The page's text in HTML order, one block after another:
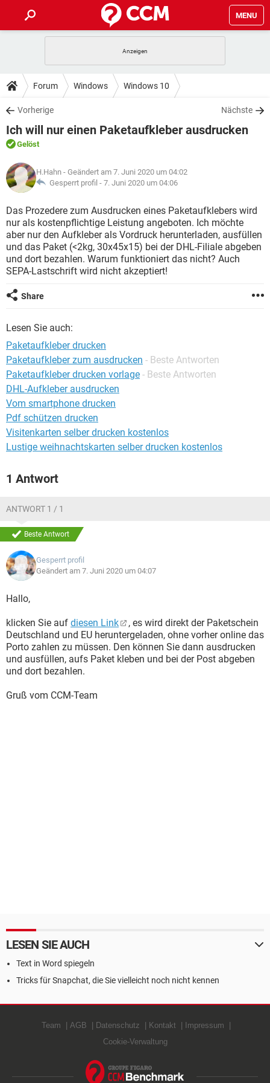
MENU
ANDROID IOS
WINDOWS 10
WHATSAPP TIKTOK
FACEBOOK
TIPPS & TRICKS
SPIELE STREAMING
WINDOWS 10
WHATSAPP
FACEBOOK HARDWARE
DOWNLOADS
SPIELE STREAMING
ANDROID
WINDOWS 10 INSTAGRAM
WHATSAPP
FACEBOOK HARDWARE
FORUM
SPIELE
ANDROID IOS
WHATSAPP TIKTOK
FACEBOOK HARDWARE
LEXIKON
SPIELE
ANDROID IOS
WINDOWS 10 INSTAGRAM
WHATSAPP TIKTOK
FACEBOOK HARDWARE
Forum Windows Windows 10
Vorherige Nächste
Ich will nur einen Paketaufkleber ausdrucken
Gelöst
H.Hahn - Geändert am 7. Juni 2020 um 04:02
Gesperrt profil - 7. Juni 2020 um 04:06
Das Prozedere zum Ausdrucken eines Paketaufklebers wird
nur als kostenpflichtige Leistung angeboten. Ich möchte
aber nur den Aufkleber als Vordruck herunterladen, ausfüllen
und das Paket (<2kg, 30x45x15) bei der DHL-Filiale abgeben
und dort bezahlen. Warum funktioniert das nicht? Auch
SEPA-Lastschrift wird nicht akzeptiert!
Share
Lesen Sie auch:
Paketaufkleber drucken
Paketaufkleber zum ausdrucken - Beste Antworten
Paketaufkleber drucken vorlage - Beste Antworten
DHL-Aufkleber ausdrucken
Vom smartphone drucken
Pdf schützen drucken
Visitenkarten selber drucken kostenlos
Lustige weihnachtskarten selber drucken kostenlos
1 Antwort
ANTWORT 1 / 1
Beste Antwort
Gesperrt profil
Geändert am 7. Juni 2020 um 04:07
Hallo,
klicken Sie auf diesen Link
, es wird direkt der Paketschein
Deutschland und EU heruntergeladen, ohne vorher online das
Porto zahlen zu müssen. Den können Sie dann ausdrucken
und ausfüllen, aufs Paket kleben und bei der Post abgeben
und dort bezahlen.
Gruß vom CCM-Team
LESEN SIE AUCH
Text in Word spiegeln
Tricks für Snapchat, die Sie vielleicht noch nicht kennen
Team AGB Datenschutz Kontakt
Impressum
Cookie-Verwaltung